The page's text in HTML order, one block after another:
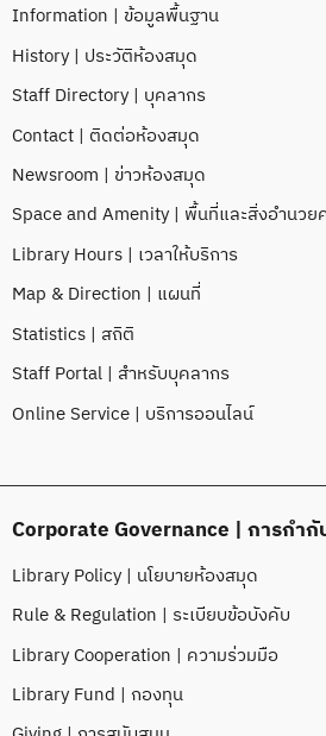
Information | ข้อมูลพื้นฐาน
History | ประวัติห้องสมุด
Staff Directory | บุคลากร
Contact | ติดต่อห้องสมุด
Newsroom | ข่าวห้องสมุด
Space and Amenity | พื้นที่และสิ่งอำนวย
Library Hours | เวลาให้บริการ
Map & Direction | แผนที่
Statistics | สถิติ
Staff Portal | สำหรับบุคลากร
Online Service | บริการออนไลน์
Corporate Governance | การกำ
Library Policy | นโยบายห้องสมุด
Rule & Regulation | ระเบียบข้อบังคับ
Library Cooperation | ความร่วมมือ
Library Fund | กองทุน